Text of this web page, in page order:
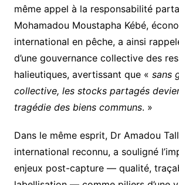
même appel à la responsabilité
Mohamadou Moustapha Kébé,
international en pêche, a ainsi
d’une gouvernance collective des
halieutiques, avertissant que « sans
collective, les stocks partagés
tragédie des biens communs. »
Dans le même esprit, Dr Amadou
international reconnu, a souligné
enjeux post-capture — qualité,